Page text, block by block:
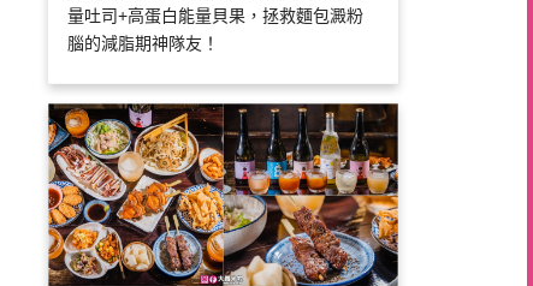
量吐司+高蛋白能量貝果，拯救麵包澱粉
腦的減脂期神隊友！